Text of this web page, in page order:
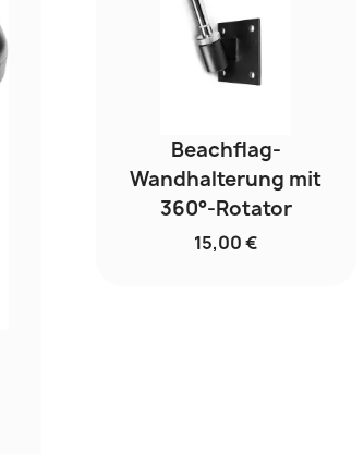
Beachflag-
Wandhalterung mit
360°-Rotator
15,00 €